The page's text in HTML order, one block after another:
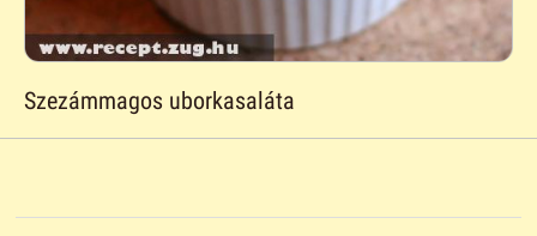
Szezámmagos uborkasaláta